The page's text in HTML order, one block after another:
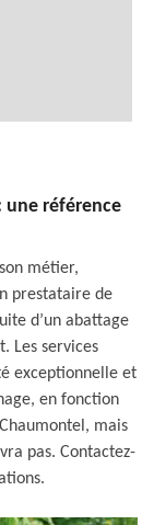
une référence
métier,
prestataire de
d’un abattage
Les services
exceptionnelle et
en fonction
mais
pas. Contactez-